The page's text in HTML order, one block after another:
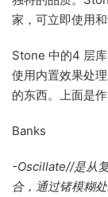
家，可立即使用和
Stone 中的4 层库
使用内置效果处
的东西。上面是
Banks
-Oscillate//是从
合，通过锗模糊